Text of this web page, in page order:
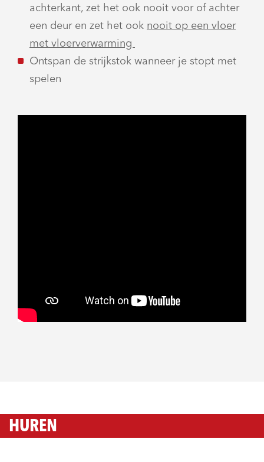
achterkant, zet het ook nooit voor of achter
een deur en zet het ook nooit op een vloer
met vloerverwarming
Ontspan de strijkstok wanneer je stopt met
spelen
HUREN